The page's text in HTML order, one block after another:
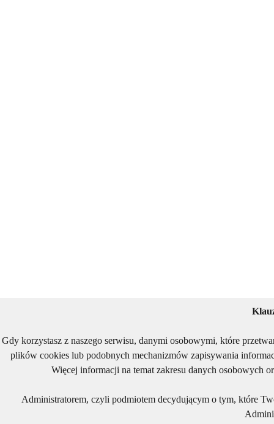
Gdy korzystasz z naszego serwisu, danymi osobowymi, które
plików cookies lub podobnych mechanizmów zapisywania
Więcej informacji na temat zakresu danych osobowych
Administratorem, czyli podmiotem decydującym o tym, które